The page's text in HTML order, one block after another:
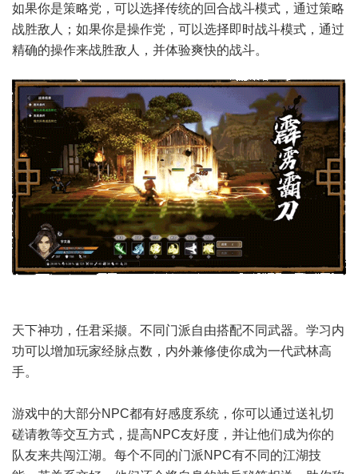
如果你是策略党，可以选择传统的回合战斗模式，通过策略
战胜敌人；如果你是操作党，可以选择即时战斗模式，通过
精确的操作来战胜敌人，并体验爽快的战斗。
天下神功，任君采撷。不同门派自由搭配不同武器。学习内
功可以增加玩家经脉点数，内外兼修使你成为一代武林高
手。
游戏中的大部分NPC都有好感度系统，你可以通过送礼切
磋请教等交互方式，提高NPC友好度，并让他们成为你的
队友来共闯江湖。每个不同的门派NPC有不同的江湖技